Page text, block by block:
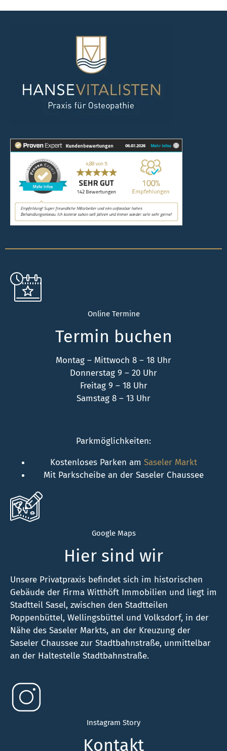
Online Termine
Termin buchen
Montag – Mittwoch 8 – 18 Uhr
Donnerstag 9 – 20 Uhr
Freitag 9 – 18 Uhr
Samstag 8 – 13 Uhr
Parkmöglichkeiten:
Kostenloses Parken am Saseler Markt
Mit Parkscheibe an der Saseler Chaussee
Google Maps
Hier sind wir
Unsere Privatpraxis befindet sich im historischen
Gebäude der Firma Witthöft Immobilien und liegt im
Stadtteil Sasel, zwischen den Stadtteilen
Poppenbüttel, Wellingsbüttel und Volksdorf, in der
Nähe des Saseler Markts, an der Kreuzung der
Saseler Chaussee zur Stadtbahnstraße, unmittelbar
an der Haltestelle Stadtbahnstraße.
Instagram Story
Kontakt